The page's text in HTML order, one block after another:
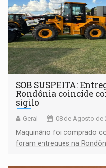
SOB SUSPEITA:
Rondônia coincide
sigilo
Geral 08 de Agosto de
Maquinário foi comprado
foram entregues na